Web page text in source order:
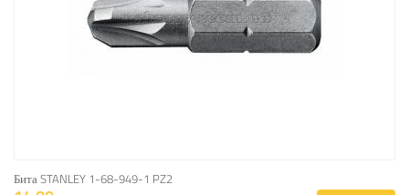
Бита STANLEY 1-68-949-1 PZ2